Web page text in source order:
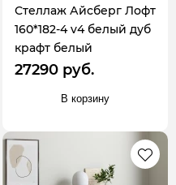
Стеллаж Айсберг Лофт
160*182-4 v4 белый дуб
крафт белый
27290 руб.
В корзину